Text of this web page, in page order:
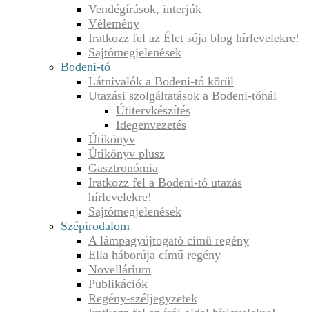
Vendégírások, interjúk
Vélemény
Iratkozz fel az Élet sója blog hírlevelekre!
Sajtómegjelenések
Bodeni-tó
Látnivalók a Bodeni-tó körül
Utazási szolgáltatások a Bodeni-tónál
Útitervkészítés
Idegenvezetés
Útikönyv
Útikönyv plusz
Gasztronómia
Iratkozz fel a Bodeni-tó utazás
hírlevelekre!
Sajtómegjelenések
Szépirodalom
A lámpagyújtogató című regény
Ella háborúja című regény
Novellárium
Publikációk
Regény-széljegyzetek